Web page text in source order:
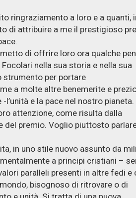
ringraziamento a loro e a quanti,
di attribuire a me il prestigioso
di offrire loro ora qualche
nella sua storia e nella sua
strumento per portare
a molte altre benemerite e
e la pace nel nostro pianeta.
attenzione, come risulta dalla
del premio. Voglio piuttosto
in uno stile nuovo assunto da
a principi cristiani –
paralleli presenti in altre fedi e
bisognoso di ritrovare o di